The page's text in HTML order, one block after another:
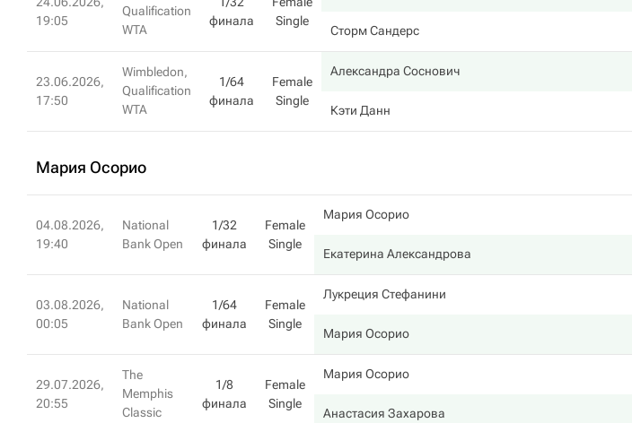
19:05
Qualification
WTA
финала
Single
Сторм Сандерс
23.06.2026,
17:50
Wimbledon,
Qualification
WTA
1/64
финала
Female
Single
Александра Соснович
Кэти Данн
Мария Осорио
04.08.2026,
19:40
National
Bank Open
1/32
финала
Female
Single
Мария Осорио
Екатерина Александрова
03.08.2026,
00:05
National
Bank Open
1/64
финала
Female
Single
Лукреция Стефанини
Мария Осорио
29.07.2026,
20:55
The
Memphis
Classic
1/8
финала
Female
Single
Мария Осорио
Анастасия Захарова